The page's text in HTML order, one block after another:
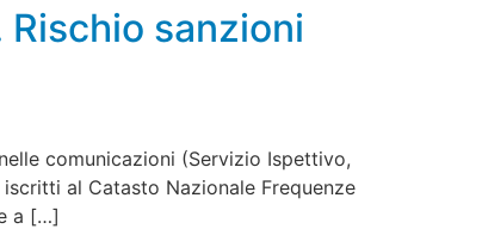
sanzioni
comunicazioni (Servizio Ispettivo,
al Catasto Nazionale Frequenze
a […]